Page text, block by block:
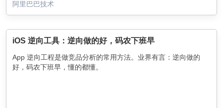
阿里巴巴技术
iOS 逆向工具：逆向做的好，码农下班早
App 逆向工程是做竞品分析的常用方法。业界有言：逆向做的
好，码农下班早，懂的都懂。